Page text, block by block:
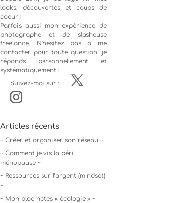
looks, découvertes et coups de
coeur !
Parfois aussi mon expérience de
photographeet de slasheuse
freelance. N'hésitez pas à me
contacter pour toute question, je
réponds personnellement et
systématiquement !
Suivez-moi sur :
Articles récents
~ Créer et organiser son réseau ~
~ Comment je vis la péri
ménopause ~
~ Ressources sur l’argent (mindset)
~
~ Mon bloc notes « écologie » ~